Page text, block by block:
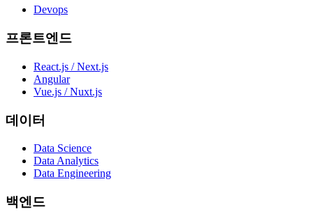
Devops
프론트엔드
React.js / Next.js
Angular
Vue.js / Nuxt.js
데이터
Data Science
Data Analytics
Data Engineering
백엔드